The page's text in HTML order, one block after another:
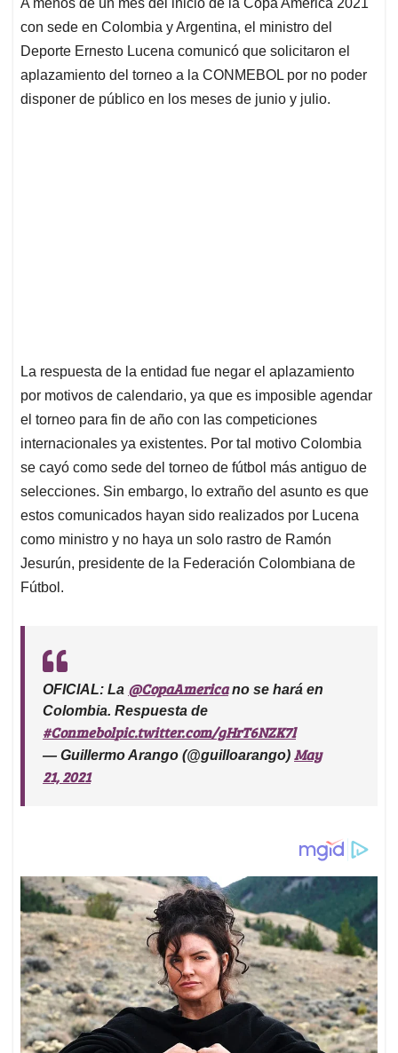
s
A
p
p
b
o
o
k
e
d
I
n
l
a
d
s
A menos de un mes del inicio de la Copa América 2021
con sede en Colombia y Argentina, el ministro del
Deporte Ernesto Lucena comunicó que solicitaron el
aplazamiento del torneo a la CONMEBOL por no poder
disponer de público en los meses de junio y julio.
La respuesta de la entidad fue negar el aplazamiento
por motivos de calendario, ya que es imposible agendar
el torneo para fin de año con las competiciones
internacionales ya existentes. Por tal motivo Colombia
se cayó como sede del torneo de fútbol más antiguo de
selecciones. Sin embargo, lo extraño del asunto es que
estos comunicados hayan sido realizados por Lucena
como ministro y no haya un solo rastro de Ramón
Jesurún, presidente de la Federación Colombiana de
Fútbol.
OFICIAL: La @CopaAmericano se hará en
Colombia. Respuesta de
#Conmebolpic.twitter.com/gHrT6NZK7l
— Guillermo Arango (@guilloarango) May
21, 2021